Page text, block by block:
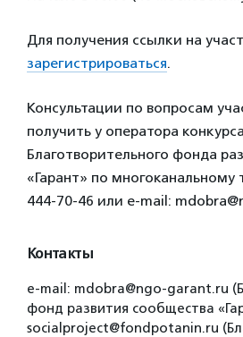
Для получения ссылки на
зарегистрироваться.
Консультации по вопросам
получить у оператора
Благотворительного фонда
«Гарант» по многоканальному
444-70-46 или e-mail:
Контакты
e-mail: mdobra@ngo-garant.ru
фонд развития сообщества
socialproject@fondpotanin.ru